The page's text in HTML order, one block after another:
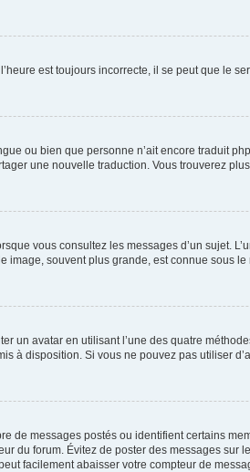
est toujours incorrecte, il se peut que le
ou bien que personne n’ait encore traduit
une nouvelle traduction. Vous trouverez
vous consultez les messages d’un sujet.
souvent plus grande, est connue sous
un avatar en utilisant l’une des quatre
à disposition. Si vous ne pouvez pas utiliser
de messages postés ou identifient certains
du forum. Évitez de poster des messages
facilement abaisser votre compteur de